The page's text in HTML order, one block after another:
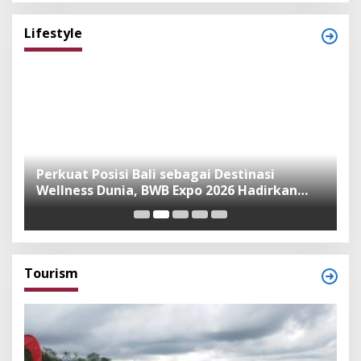
Lifestyle
Perkuat Posisi Bali sebagai Destinasi
Wellness Dunia, BWB Expo 2026 Hadirkan
Exhibitor Nasional dan Global
Tourism